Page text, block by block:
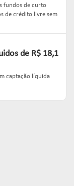
fundos de curto
de crédito livre sem
de R$ 18,1
captação líquida